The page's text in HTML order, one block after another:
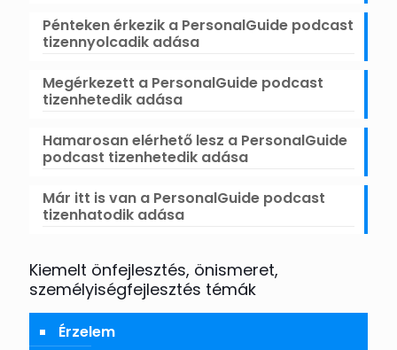
Pénteken érkezik a PersonalGuide podcast
tizennyolcadik adása
Megérkezett a PersonalGuide podcast
tizenhetedik adása
Hamarosan elérhető lesz a PersonalGuide
podcast tizenhetedik adása
Már itt is van a PersonalGuide podcast
tizenhatodik adása
Kiemelt önfejlesztés, önismeret,
személyiségfejlesztés témák
Érzelem